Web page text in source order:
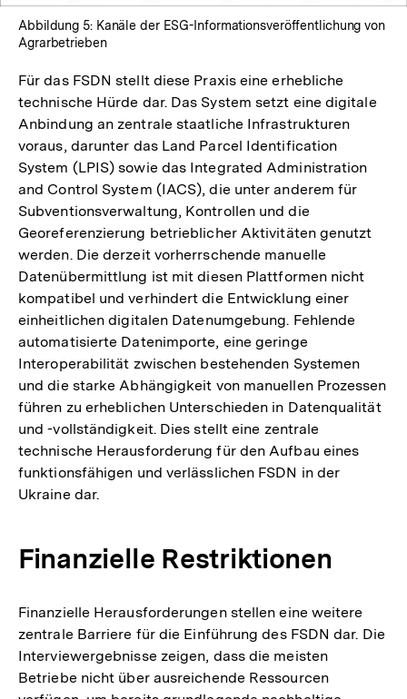
Abbildung 5: Kanäle der ESG-Informationsveröffentlichung von
Agrarbetrieben
Für das FSDN stellt diese Praxis eine erhebliche
technische Hürde dar. Das System setzt eine digitale
Anbindung an zentrale staatliche Infrastrukturen
voraus, darunter das Land Parcel Identification
System (LPIS) sowie das Integrated Administration
and Control System (IACS), die unter anderem für
Subventionsverwaltung, Kontrollen und die
Georeferenzierung betrieblicher Aktivitäten genutzt
werden. Die derzeit vorherrschende manuelle
Datenübermittlung ist mit diesen Plattformen nicht
kompatibel und verhindert die Entwicklung einer
einheitlichen digitalen Datenumgebung. Fehlende
automatisierte Datenimporte, eine geringe
Interoperabilität zwischen bestehenden Systemen
und die starke Abhängigkeit von manuellen Prozessen
führen zu erheblichen Unterschieden in Datenqualität
und -vollständigkeit. Dies stellt eine zentrale
technische Herausforderung für den Aufbau eines
funktionsfähigen und verlässlichen FSDN in der
Ukraine dar.
Finanzielle Restriktionen
Finanzielle Herausforderungen stellen eine weitere
zentrale Barriere für die Einführung des FSDN dar. Die
Interviewergebnisse zeigen, dass die meisten
Betriebe nicht über ausreichende Ressourcen